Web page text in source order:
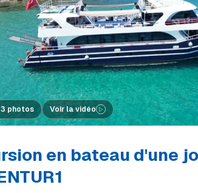
photos Voir la vidéo
en bateau d'une